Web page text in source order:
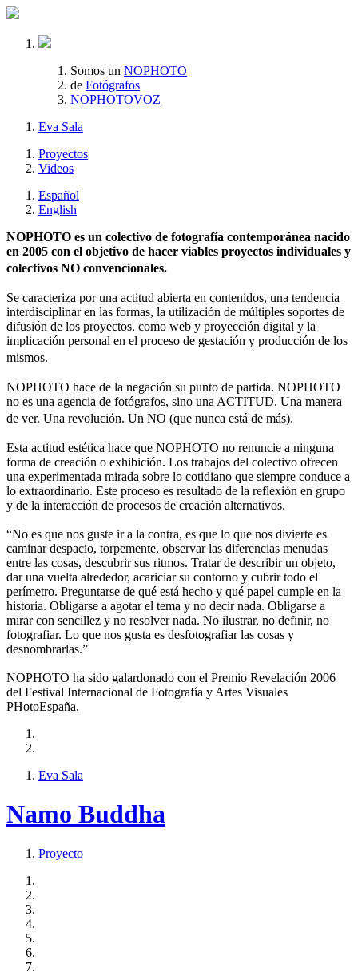
Somos un NOPHOTO
de Fotógrafos
NOPHOTOVOZ
Eva Sala
Proyectos
Videos
Español
English
NOPHOTO es un colectivo de fotografía contemporánea nacido
en 2005 con el objetivo de hacer viables proyectos individuales y
colectivos NO convencionales.
Se caracteriza por una actitud abierta en contenidos, una tendencia
interdisciplinar en las formas, la utilización de múltiples soportes de
difusión de los proyectos, como web y proyección digital y la
implicación personal en el proceso de gestación y producción de los
mismos.
NOPHOTO hace de la negación su punto de partida. NOPHOTO
no es una agencia de fotógrafos, sino una ACTITUD. Una manera
de ver. Una revolución. Un NO (que nunca está de más).
Esta actitud estética hace que NOPHOTO no renuncie a ninguna
forma de creación o exhibición. Los trabajos del colectivo ofrecen
una experimentada mirada sobre lo cotidiano que siempre conduce a
lo extraordinario. Este proceso es resultado de la reflexión en grupo
y de la interacción de procesos de creación alternativos.
“No es que nos guste ir a la contra, es que lo que nos divierte es
caminar despacio, torpemente, observar las diferencias menudas
entre las cosas, descubrir sus ritmos. Tratar de describir un objeto,
dar una vuelta alrededor, acariciar su contorno y cubrir todo el
perímetro. Preguntarse de qué está hecho y qué papel cumple en la
historia. Obligarse a agotar el tema y no decir nada. Obligarse a
mirar con sencillez y no resolver nada. No ilustrar, no definir, no
fotografiar. Lo que nos gusta es desfotografiar las cosas y
desnombrarlas.”
NOPHOTO ha sido galardonado con el Premio Revelación 2006
del Festival Internacional de Fotografía y Artes Visuales
PHotoEspaña.
Eva Sala
Namo Buddha
Proyecto